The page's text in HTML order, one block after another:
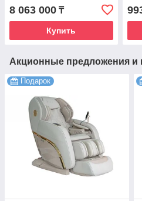
8 063 000 ₸
Купить
Акционные предложения и
Подарок